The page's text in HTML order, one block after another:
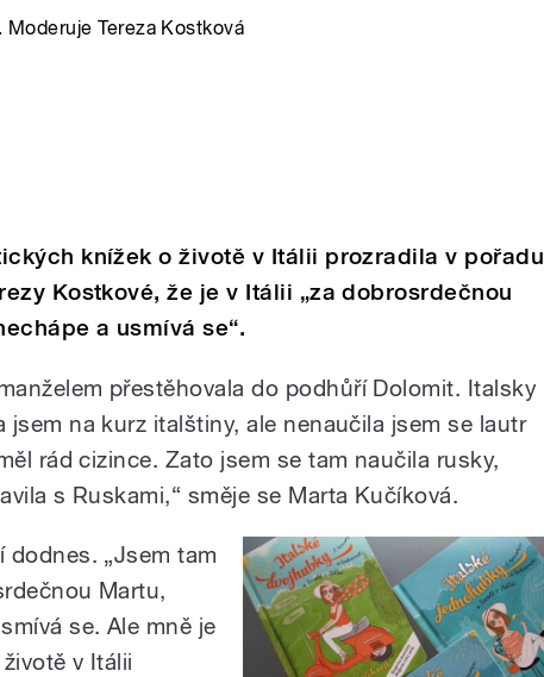
Tereza Kostková
knížek o životě v Itálii prozradila v pořadu
Kostkové, že je v Itálii „za dobrosrdečnou
a usmívá se“.
přestěhovala do podhůří Dolomit. Italsky
jsem na kurz italštiny, ale nenaučila jsem se lautr
rád cizince. Zato jsem se tam naučila rusky,
s Ruskami,“ směje se Marta Kučíková.
dodnes. „Jsem tam
Martu,
se. Ale mně je
v Itálii